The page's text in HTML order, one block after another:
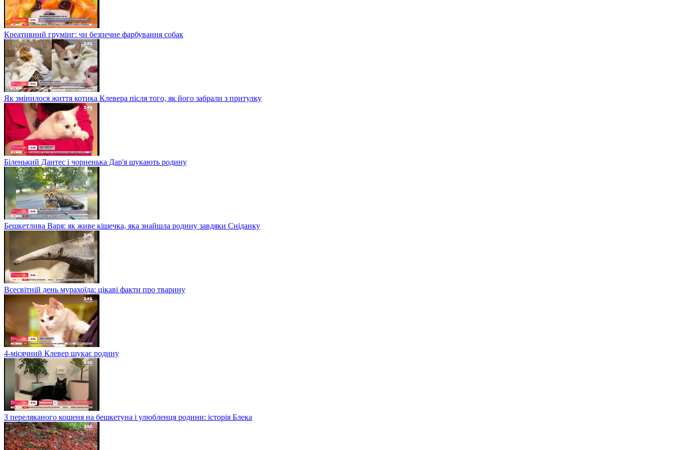
Креативний грумінг: чи безпечне фарбування собак
Як змінилося життя котика Клевера після того, як його забрали з притулку
Біленький Дантес і чорненька Дар'я шукають родину
Бешкетлива Варя: як живе кішечка, яка знайшла родину завдяки Сніданку
Всесвітній день мурахоїда: цікаві факти про тварину
4-місячний Клевер шукає родину
З переляканого кошеня на бешкетуна і улюбленця родини: історія Блека